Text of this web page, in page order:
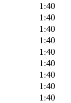
1:40
1:40
1:40
1:40
1:40
1:40
1:40
1:40
1:40